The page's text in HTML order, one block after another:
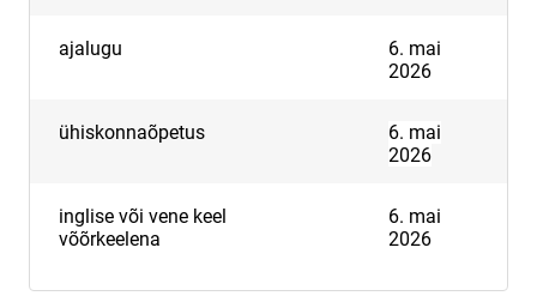
ajalugu
6. mai
2026
ühiskonnaõpetus
6. mai
2026
inglise või vene keel
võõrkeelena
6. mai
2026